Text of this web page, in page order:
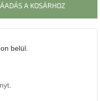
A KOSÁRHOZ
belül.